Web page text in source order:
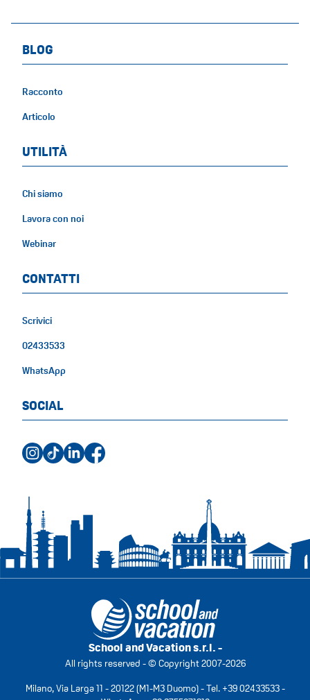
BLOG
Racconto
Articolo
UTILITÀ
Chi siamo
Lavora con noi
Webinar
CONTATTI
Scrivici
02433533
WhatsApp
SOCIAL
School and Vacation s.r.l. -
All rights reserved - © Copyright 2007-2026
Milano, Via Larga 11 - 20122 (M1-M3 Duomo) - Tel. +39 02433533-